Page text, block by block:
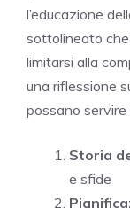
l’educazione
sottolineato
limitarsi alla
una riflessione
possano servire
Storia
e sfide